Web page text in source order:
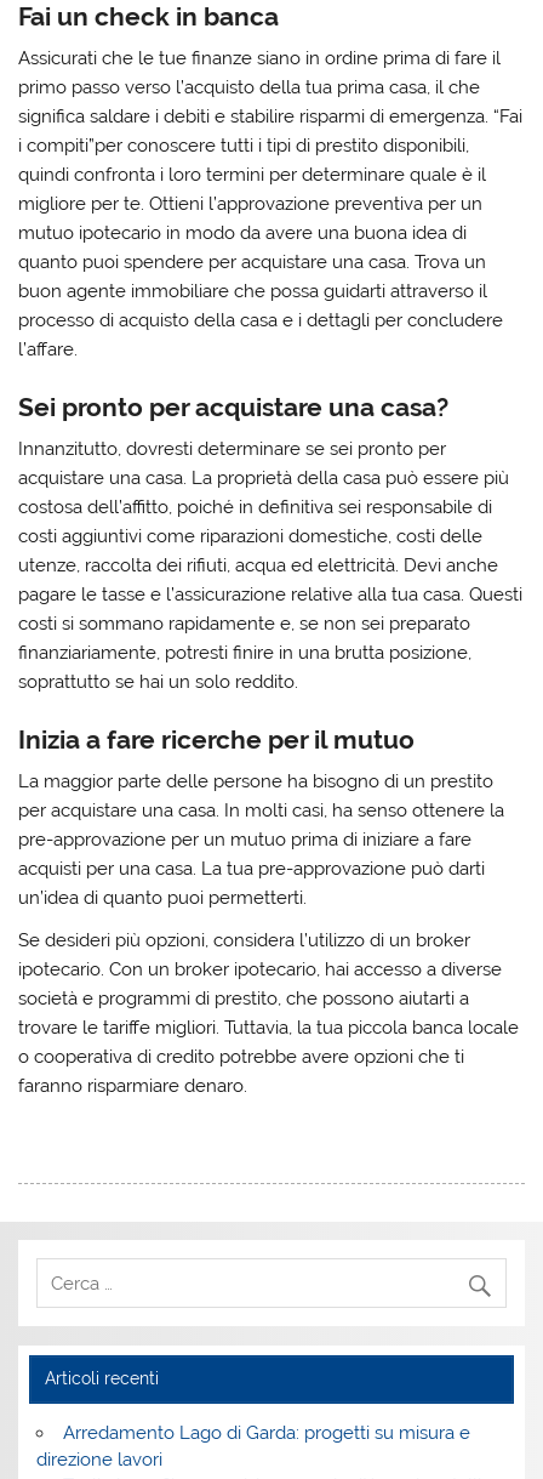
Fai un check in banca
Assicurati che le tue finanze siano in ordine prima di fare il
primo passo verso l’acquisto della tua prima casa, il che
significa saldare i debiti e stabilire risparmi di emergenza. “Fai
i compiti”per conoscere tutti i tipi di prestito disponibili,
quindi confronta i loro termini per determinare quale è il
migliore per te. Ottieni l’approvazione preventiva per un
mutuo ipotecario in modo da avere una buona idea di
quanto puoi spendere per acquistare una casa. Trova un
buon agente immobiliare che possa guidarti attraverso il
processo di acquisto della casa e i dettagli per concludere
l’affare.
Sei pronto per acquistare una casa?
Innanzitutto, dovresti determinare se sei pronto per
acquistare una casa. La proprietà della casa può essere più
costosa dell’affitto, poiché in definitiva sei responsabile di
costi aggiuntivi come riparazioni domestiche, costi delle
utenze, raccolta dei rifiuti, acqua ed elettricità. Devi anche
pagare le tasse e l’assicurazione relative alla tua casa. Questi
costi si sommano rapidamente e, se non sei preparato
finanziariamente, potresti finire in una brutta posizione,
soprattutto se hai un solo reddito.
Inizia a fare ricerche per il mutuo
La maggior parte delle persone ha bisogno di un prestito
per acquistare una casa. In molti casi, ha senso ottenere la
pre-approvazione per un mutuo prima di iniziare a fare
acquisti per una casa. La tua pre-approvazione può darti
un’idea di quanto puoi permetterti.
Se desideri più opzioni, considera l’utilizzo di un broker
ipotecario. Con un broker ipotecario, hai accesso a diverse
società e programmi di prestito, che possono aiutarti a
trovare le tariffe migliori. Tuttavia, la tua piccola banca locale
o cooperativa di credito potrebbe avere opzioni che ti
faranno risparmiare denaro.
Articoli recenti
Arredamento Lago di Garda: progetti su misura e
direzione lavori